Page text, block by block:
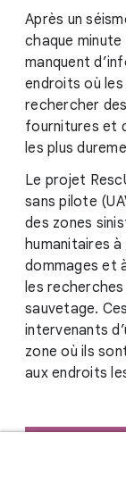
Après un
chaque
manquent
endroits où les
rechercher
fournitures et
les plus
Le projet
sans pilote
des zones
humanitaires
dommages et
les
sauvetage.
intervenants
zone où ils
aux endroits